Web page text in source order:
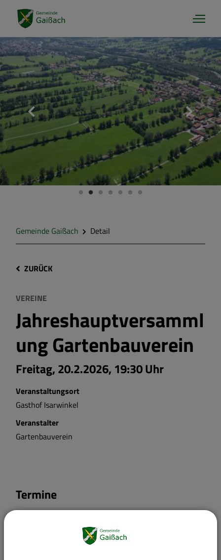
Gemeinde Gaißach Detail
ZURÜCK
VEREINE
Jahreshauptversamml
ung Gartenbauverein
Freitag, 20.2.2026, 19:30 Uhr
Termine
Veranstaltungsort
Gasthof Isarwinkel
Veranstalter
Gartenbauverein